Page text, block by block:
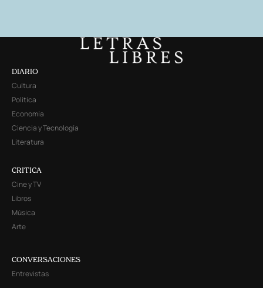
DIARIO
Cultura
Política
Economía
Ciencia y Tecnología
Literatura
CRITICA
Cine y TV
Libros
Música
Arte
CONVERSACIONES
Entrevistas